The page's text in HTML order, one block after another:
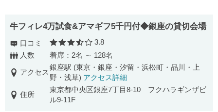
牛フィレ4万試食&アマギフ5千円付◆銀座の貸切会場
口コミ 口コミ評価
3.8
人数
着席：2名 ～ 128名
アクセス
銀座駅 (東京・銀座・汐留・浜松町・品川・上
野・浅草) アクセス詳細
住所
東京都中央区銀座7丁目8-10 フクハラギンザビ
ル9-11F